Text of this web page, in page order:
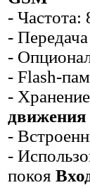
-
-
-
- Flash-
-
движения
-
-
покоя